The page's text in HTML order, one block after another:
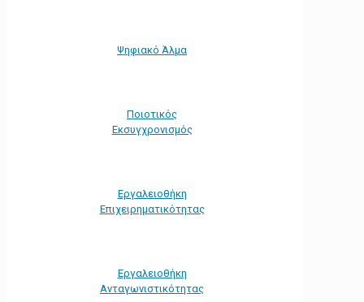
Ψηφιακό Άλμα
Ποιοτικός
Εκσυγχρονισμός
Εργαλειοθήκη
Eπιχειρηματικότητας
Εργαλειοθήκη
Ανταγωνιστικότητας